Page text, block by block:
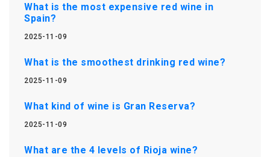
What is the most expensive red wine in
Spain?
2025-11-09
What is the smoothest drinking red wine?
2025-11-09
What kind of wine is Gran Reserva?
2025-11-09
What are the 4 levels of Rioja wine?